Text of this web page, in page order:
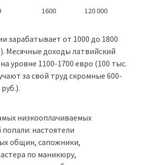
1600 120 000
зарабатывает от 1000 до 1800
Месячные доходы латвийский
уровне 1100-1700 евро (100 тыс.
за свой труд скромные 600-
низкооплачиваемых
настоятели
общин, сапожники,
по маникюру,